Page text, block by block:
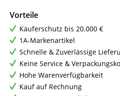
Vorteile
Käuferschutz bis 20.000 €
1A-Markenartikel
Schnelle & Zuverlässige
Keine Service &
Hohe Warenverfügbarkeit
Kauf auf Rechnung